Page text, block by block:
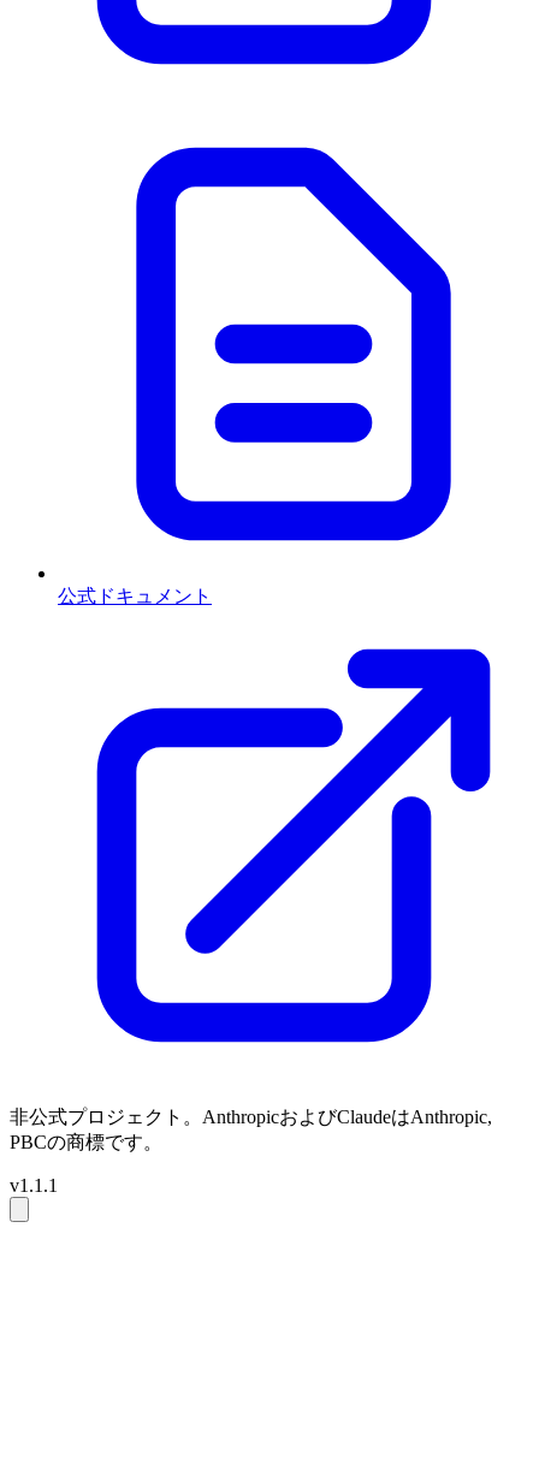
公式ドキュメント
非公式プロジェクト。AnthropicおよびClaudeはAnthropic,
PBCの商標です。
v1.1.1